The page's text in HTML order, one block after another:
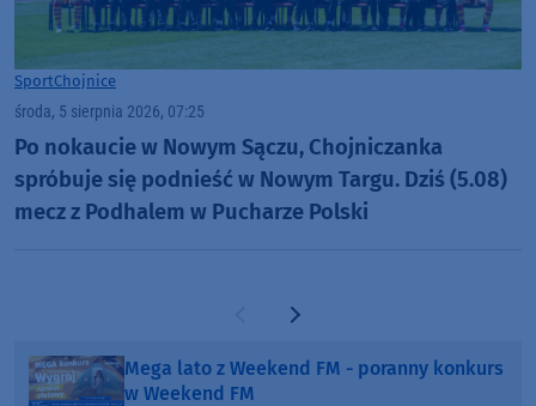
SportChojnice
środa, 5 sierpnia 2026, 07:25
Po nokaucie w Nowym Sączu, Chojniczanka
spróbuje się podnieść w Nowym Targu. Dziś (5.08)
mecz z Podhalem w Pucharze Polski
Poprzednia strona
Następna strona
Mega lato z Weekend FM - poranny konkurs
w Weekend FM